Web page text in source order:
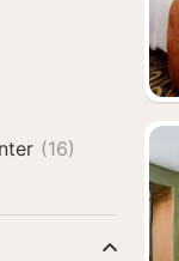
(16)